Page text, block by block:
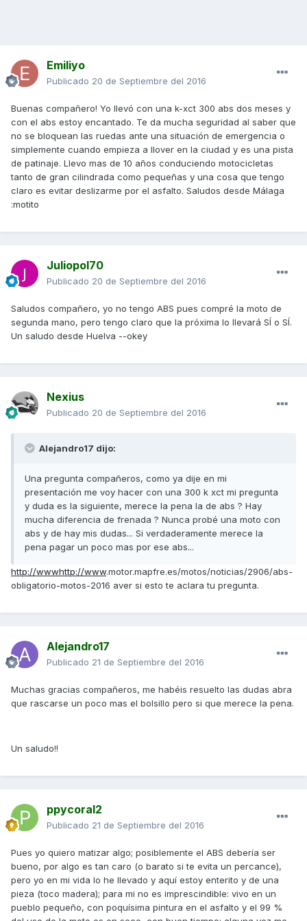
Emiliyo
Publicado 20 de Septiembre del 2016
Buenas compañero! Yo llevó con una k-xct 300 abs dos meses y
con el abs estoy encantado. Te da mucha seguridad al saber que
no se bloquean las ruedas ante una situación de emergencia o
simplemente cuando empieza a llover en la ciudad y es una pista
de patinaje. Llevo mas de 10 años conduciendo motocicletas
tanto de gran cilindrada como pequeñas y una cosa que tengo
claro es evitar deslizarme por el asfalto. Saludos desde Málaga
:motito
Juliopol70
Publicado 20 de Septiembre del 2016
Saludos compañero, yo no tengo ABS pues compré la moto de
segunda mano, pero tengo claro que la próxima lo llevará SÍ o SÍ.
Un saludo desde Huelva --okey
Nexius
Publicado 20 de Septiembre del 2016
Alejandro17 dijo:
Una pregunta compañeros, como ya dije en mi
presentación me voy hacer con una 300 k xct mi pregunta
y duda es la siguiente, merece la pena la de abs ? Hay
mucha diferencia de frenada ? Nunca probé una moto con
abs y de hay mis dudas... Si verdaderamente merece la
pena pagar un poco mas por ese abs...
http://wwwhttp://www.motor.mapfre.es/motos/noticias/2906/abs-
obligatorio-motos-2016 aver si esto te aclara tu pregunta.
Alejandro17
Publicado 21 de Septiembre del 2016
Muchas gracias compañeros, me habéis resuelto las dudas abra
que rascarse un poco mas el bolsillo pero si que merece la pena.
Un saludo!!
ppycoral2
Publicado 21 de Septiembre del 2016
Pues yo quiero matizar algo; posiblemente el ABS debería ser
bueno, por algo es tan caro (o barato si te evita un percance),
pero yo en mi vida lo he llevado y aquí estoy enterito y de una
pieza (toco madera); para mi no es imprescindible: vivo en un
pueblo pequeño, con poquísima pintura en el asfalto y el 99 %